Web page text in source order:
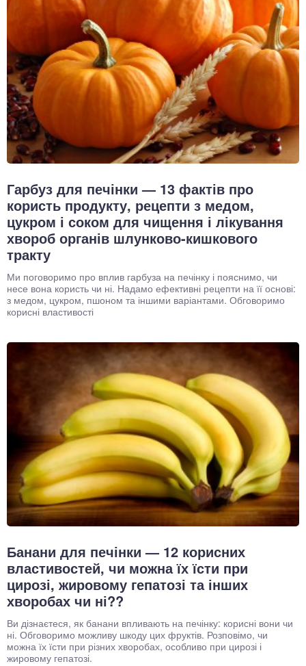
Гарбуз для печінки — 13 фактів про
користь продукту, рецепти з медом,
цукром і соком для чищення і лікування
хвороб органів шлунково-кишкового
тракту
Ми поговоримо про вплив гарбуза на печінку і пояснимо, чи
несе вона користь чи ні. Надамо ефективні рецепти на її основі:
з медом, цукром, пшоном та іншими варіантами. Обговоримо
корисні властивості
Банани для печінки — 12 корисних
властивостей, чи можна їх їсти при
цирозі, жировому гепатозі та інших
хворобах чи ні??
Ви дізнаєтеся, як банани впливають на печінку: корисні вони чи
ні. Обговоримо можливу шкоду цих фруктів. Розповімо, чи
можна їх їсти при різних хворобах, особливо при цирозі і
жировому гепатозі.